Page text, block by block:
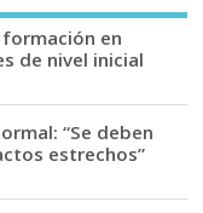
en
de nivel inicial
“Se deben
estrechos”